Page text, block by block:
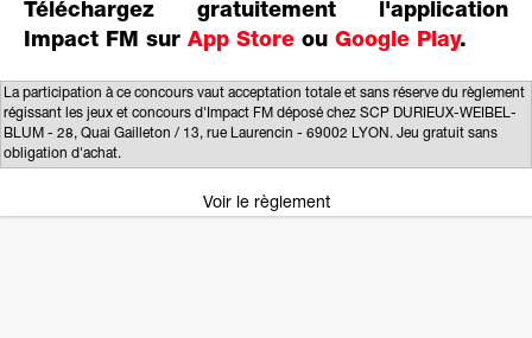
Téléchargez gratuitement l'application
Impact FM sur App Store ou Google Play.
La participation à ce concours vaut acceptation totale et sans réserve du règlement
régissant les jeux et concours d'Impact FM déposé chez SCP DURIEUX-WEIBEL-
BLUM - 28, Quai Gailleton / 13, rue Laurencin - 69002 LYON. Jeu gratuit sans
obligation d'achat.
Voir le règlement